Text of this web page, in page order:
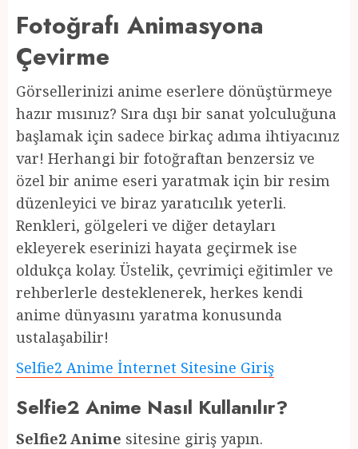
Fotoğrafı Animasyona
Çevirme
Görsellerinizi anime eserlere dönüştürmeye
hazır mısınız? Sıra dışı bir sanat yolculuğuna
başlamak için sadece birkaç adıma ihtiyacınız
var! Herhangi bir fotoğraftan benzersiz ve
özel bir anime eseri yaratmak için bir resim
düzenleyici ve biraz yaratıcılık yeterli.
Renkleri, gölgeleri ve diğer detayları
ekleyerek eserinizi hayata geçirmek ise
oldukça kolay. Üstelik, çevrimiçi eğitimler ve
rehberlerle desteklenerek, herkes kendi
anime dünyasını yaratma konusunda
ustalaşabilir!
Selfie2 Anime İnternet Sitesine Giriş
Selfie2 Anime Nasıl Kullanılır?
Selfie2 Anime sitesine giriş yapın.